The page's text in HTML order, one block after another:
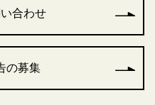
合わせ
の募集